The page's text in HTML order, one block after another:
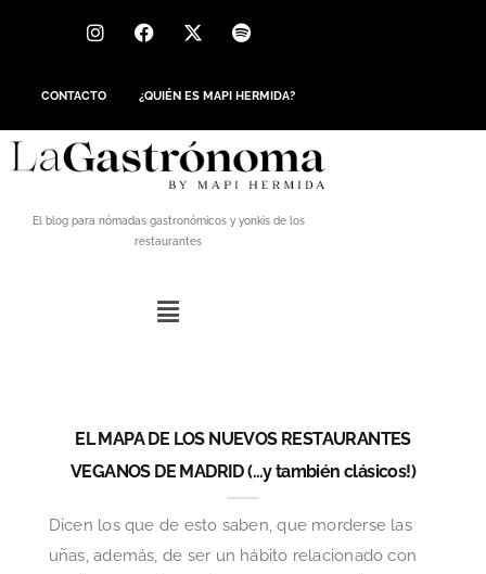
CONTACTO ¿QUIÉN ES MAPI HERMIDA?
El blog para nómadas gastronómicos y yonkis de los
restaurantes
EL MAPA DE LOS NUEVOS RESTAURANTES
VEGANOS DE MADRID (…y también clásicos!)
Dicen los que de esto saben, que morderse las
uñas, además, de ser un hábito relacionado con